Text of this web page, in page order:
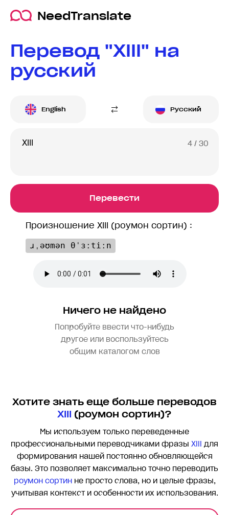
NeedTranslate
Перевод "XIII" на
русский
English Русский
4 / 30
Перевести
Произношение XIII (роумон сортин) :
ɹˌəʊmən θˈɜːtiːn
Ничего не найдено
Попробуйте ввести что-нибудь
другое или воспользуйтесь
общим каталогом слов
Хотите знать еще больше переводов
XIII (роумон сортин)?
Мы используем только переведенные
профессиональными переводчиками фразы XIII для
формирования нашей постоянно обновляющейся
базы. Это позволяет максимально точно переводить
роумон сортинне просто слова, но и целые фразы,
учитывая контекст и особенности их использования.